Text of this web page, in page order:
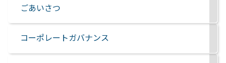
ごあいさつ
コーポレートガバナンス